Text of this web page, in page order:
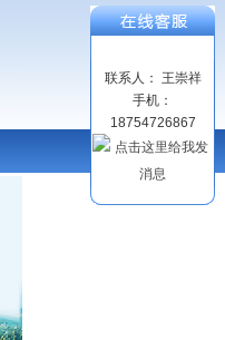
联系人： 王崇祥
手机：
18754726867